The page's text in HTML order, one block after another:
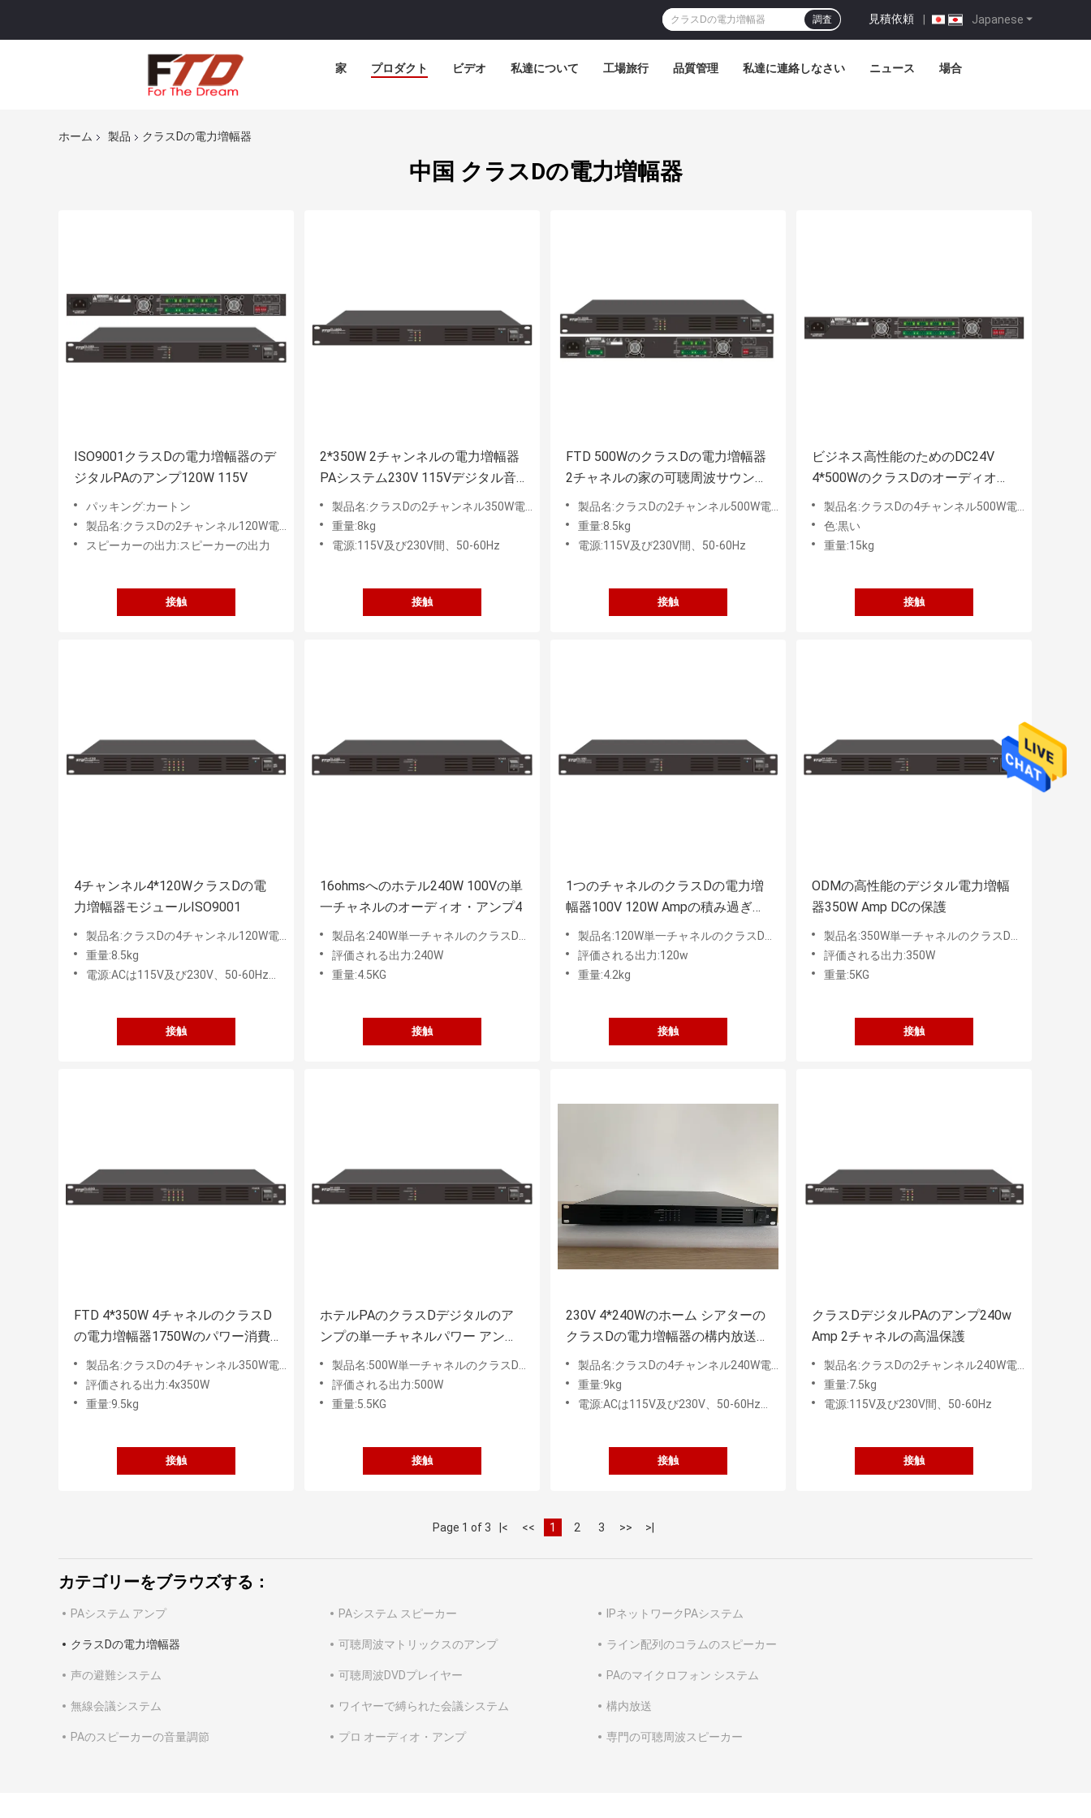
Japanese
見積依頼 |
調査
家 プロダクト ビデオ 私達について 工場旅行 品質管理 私達に連絡しなさい ニュース 場合
ホーム 製品 クラスDの電力増幅器
中国 クラスDの電力増幅器
ISO9001クラスDの電力増幅器のデ
ジタルPAのアンプ120W 115V
パッキング:カートン
製品名:クラスDの2チャンネル120W電力増幅器
スピーカーの出力:スピーカーの出力
接触
2*350W 2チャンネルの電力増幅器
PAシステム230V 115Vデジタル音
声Amp
製品名:クラスDの2チャンネル350W電力増幅器
重量:8kg
電源:115V及び230V間、50-60Hz
接触
FTD 500WのクラスDの電力増幅器
2チャネルの家の可聴周波サウン
ド・システム
製品名:クラスDの2チャンネル500W電力増幅器
重量:8.5kg
電源:115V及び230V間、50-60Hz
接触
ビジネス高性能のためのDC24V
4*500WのクラスDのオーディオ・
アンプ
製品名:クラスDの4チャンネル500W電力増幅器
色:黒い
重量:15kg
接触
4チャンネル4*120WクラスDの電
力増幅器モジュールISO9001
製品名:クラスDの4チャンネル120W電力増幅器
重量:8.5kg
電源:ACは115V及び230V、50-60Hz間の切替可能入れた
接触
16ohmsへのホテル240W 100Vの単
一チャネルのオーディオ・アンプ4
製品名:240W単一チャネルのクラスDの電力増幅器
評価される出力:240W
重量:4.5KG
接触
1つのチャネルのクラスDの電力増
幅器100V 120W Ampの積み過ぎの
保護
製品名:120W単一チャネルのクラスDの電力増幅器
評価される出力:120w
重量:4.2kg
接触
ODMの高性能のデジタル電力増幅
器350W Amp DCの保護
製品名:350W単一チャネルのクラスDの電力増幅器
評価される出力:350W
重量:5KG
接触
FTD 4*350W 4チャネルのクラスD
の電力増幅器1750Wのパワー消費
製品名:クラスDの4チャンネル350W電力増幅器
評価される出力:4x350W
重量:9.5kg
接触
ホテルPAのクラスDデジタルのア
ンプの単一チャネルパワー アンプ
500W
製品名:500W単一チャネルのクラスDの電力増幅器
評価される出力:500W
重量:5.5KG
接触
230V 4*240Wのホーム シアターの
クラスDの電力増幅器の構内放送
ODM
製品名:クラスDの4チャンネル240W電力増幅器
重量:9kg
電源:ACは115V及び230V、50-60Hz間の切替可能入れた
接触
クラスDデジタルPAのアンプ240w
Amp 2チャネルの高温保護
製品名:クラスDの2チャンネル240W電力増幅器
重量:7.5kg
電源:115V及び230V間、50-60Hz
接触
Page 1 of 3 |< << 1 2 3 >> >|
カテゴリーをブラウズする：
PAシステム アンプ PAシステム スピーカー IPネットワークPAシステム
クラスDの電力増幅器 可聴周波マトリックスのアンプ ライン配列のコラムのスピーカー
声の避難システム 可聴周波DVDプレイヤー PAのマイクロフォン システム
無線会議システム ワイヤーで縛られた会議システム 構内放送
PAのスピーカーの音量調節 プロ オーディオ・アンプ 専門の可聴周波スピーカー